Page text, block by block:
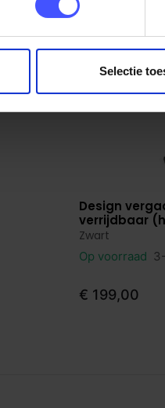
Selectie
Bekijk
Design
verrijdbaar
Zwart
Op voorraad
€ 199,00